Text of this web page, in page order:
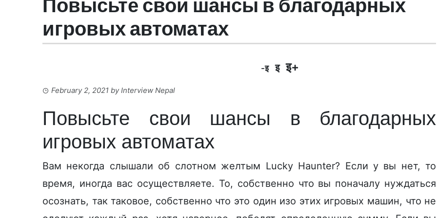
игровых автоматах
-इ इ इ+
February 2, 2021 byInterview Nepal
Повысьте свои шансы в благодарных
игровых автоматах
Вам некогда слышали об слотном желтым Lucky Haunter? Если у вы нет, то
время, иногда вас осуществляете. То, собственно что вы поначалу нуждаться
осознать, так таковое, собственно что это один изо этих игровых машин, что не